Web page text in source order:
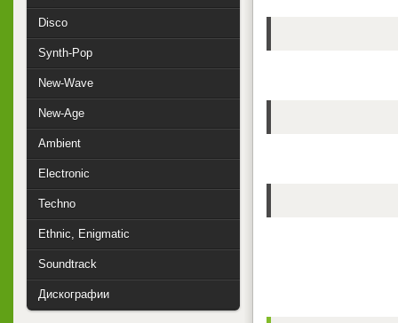
Disco
Synth-Pop
New-Wave
New-Age
Ambient
Electronic
Techno
Ethnic, Enigmatic
Soundtrack
Дискографии